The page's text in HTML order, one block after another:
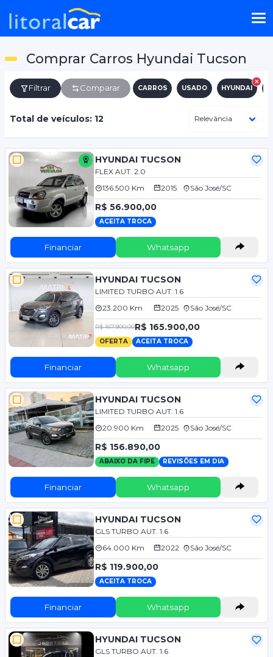
Comprar Carros Hyundai Tucson
Filtrar Comparar CARROS USADO HYUNDAI
Total de veículos: 12
HYUNDAI TUCSON
FLEX AUT. 2.0
136.500 Km
2015 São José/SC
R$ 56.900,00
ACEITA TROCA
Financiar Whatsapp
HYUNDAI TUCSON
LIMITED TURBO AUT. 1.6
23.200 Km
2025 São José/SC
R$ 167.900,00R$ 165.900,00
OFERTA ACEITA TROCA
Financiar Whatsapp
HYUNDAI TUCSON
LIMITED TURBO AUT. 1.6
20.900 Km
2025 São José/SC
R$ 156.890,00
ABAIXO DA FIPE REVISÕES EM DIA
Financiar Whatsapp
HYUNDAI TUCSON
GLS TURBO AUT. 1.6
64.000 Km
2022 São José/SC
R$ 119.900,00
ACEITA TROCA
Financiar Whatsapp
HYUNDAI TUCSON
GLS TURBO AUT. 1.6